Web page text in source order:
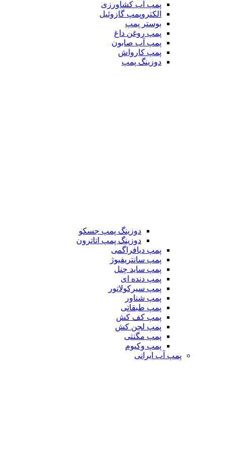
پمپ آب کشاورزی
الکتروپمپ گازوئیل
بوستر پمپ
پمپ روغن داغ
پمپ آب صابون
پمپ کارواش
دوزینگ پمپ
دوزینگ پمپ جسکو
دوزینگ پمپ اتاترون
پمپ دیافراگمی
پمپ سانتریفیوژ
پمپ ساید چنل
پمپ دنده ای
پمپ سیرکولاتور
پمپ شناور
پمپ طبقاتی
پمپ کف کش
پمپ لجن کش
پمپ مگنتی
پمپ وکیوم
پمپ آب ایرانی